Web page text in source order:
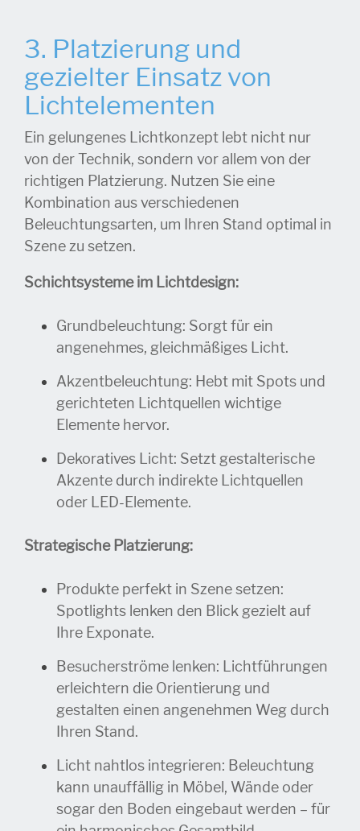
3. Platzierung und
gezielter Einsatz von
Lichtelementen
Ein gelungenes Lichtkonzept lebt nicht nur
von der Technik, sondern vor allem von der
richtigen Platzierung. Nutzen Sie eine
Kombination aus verschiedenen
Beleuchtungsarten, um Ihren Stand optimal in
Szene zu setzen.
Schichtsysteme im Lichtdesign:
Grundbeleuchtung: Sorgt für ein
angenehmes, gleichmäßiges Licht.
Akzentbeleuchtung: Hebt mit Spots und
gerichteten Lichtquellen wichtige
Elemente hervor.
Dekoratives Licht: Setzt gestalterische
Akzente durch indirekte Lichtquellen
oder LED-Elemente.
Strategische Platzierung:
Produkte perfekt in Szene setzen:
Spotlights lenken den Blick gezielt auf
Ihre Exponate.
Besucherströme lenken: Lichtführungen
erleichtern die Orientierung und
gestalten einen angenehmen Weg durch
Ihren Stand.
Licht nahtlos integrieren: Beleuchtung
kann unauffällig in Möbel, Wände oder
sogar den Boden eingebaut werden – für